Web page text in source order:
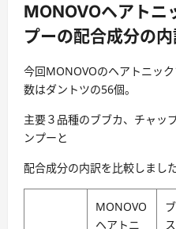
MONOVOヘアトニ
プーの配合成分の内
今回MONOVOのヘアトニッ
数はダントツの56個。
主要３品種のブブカ、チャッ
ンプーと
配合成分の内訳を比較しました
MONOVO
ヘアトニ